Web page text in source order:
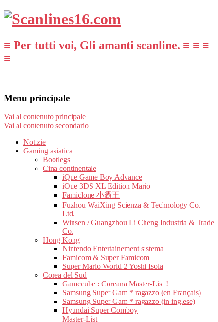
≡ Per tutti voi, Gli amanti scanline. ≡ ≡ ≡
≡
Menu principale
Vai al contenuto principale
Vai al contenuto secondario
Notizie
Gaming asiatica
Bootlegs
Cina continentale
iQue Game Boy Advance
iQue 3DS XL Edition Mario
Famiclone 小霸王
Fuzhou WaiXing Scienza & Technology Co.
Ltd.
Winsen / Guangzhou Li Cheng Industria & Trade
Co.
Hong Kong
Nintendo Entertainement sistema
Famicom & Super Famicom
Super Mario World 2 Yoshi Isola
Corea del Sud
Gamecube : Coreana Master-List !
Samsung Super Gam * ragazzo (en Français)
Samsung Super Gam * ragazzo (in inglese)
Hyundai Super Comboy
Master-List